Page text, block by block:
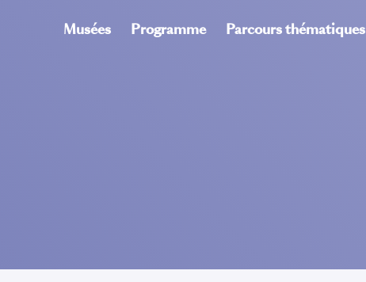
Musées Programme Parcours thématiques